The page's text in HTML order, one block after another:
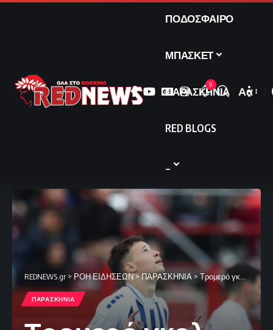
ΠΟΔΟΣΦΑΙΡΟ
ΜΠΑΣΚΕΤ
ΠΑΡΑΣΚΗΝΙΑ
RED BLOGS
9
Font
Αα
REDNEWS.gr > ΡΟΗ ΕΙΔΗΣΕΩΝ>ΠΑΡΑΣΚΗΝΙΑ >Τρομερό γκολ του Πνευμονίδη (video)
ΠΑΡΑΣΚΗΝΙΑ